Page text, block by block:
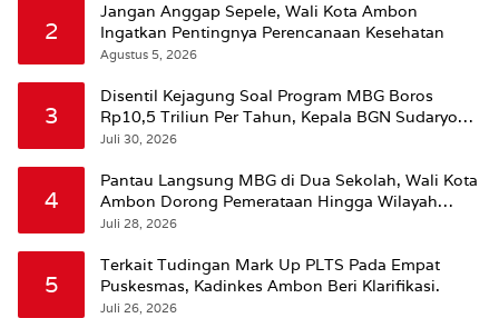
2
Jangan Anggap Sepele, Wali Kota Ambon
Ingatkan Pentingnya Perencanaan Kesehatan
Agustus 5, 2026
3
Disentil Kejagung Soal Program MBG Boros
Rp10,5 Triliun Per Tahun, Kepala BGN Sudaryono
Beri Penjelasan
Juli 30, 2026
4
Pantau Langsung MBG di Dua Sekolah, Wali Kota
Ambon Dorong Pemerataan Hingga Wilayah
Leitimur Selatan
Juli 28, 2026
5
Terkait Tudingan Mark Up PLTS Pada Empat
Puskesmas, Kadinkes Ambon Beri Klarifikasi.
Juli 26, 2026